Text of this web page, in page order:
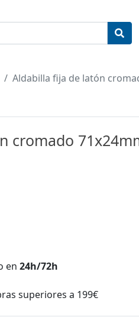
Aldabilla fija de latón
cromado
en 24h/72h
superiores a 199€